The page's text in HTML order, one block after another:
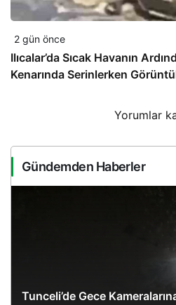
2 gün önce
Ilıcalar’da Sıcak Havanın
Kenarında Serinlerken
Yorumlar
Gündemden Haberler
Tunceli’de Gece